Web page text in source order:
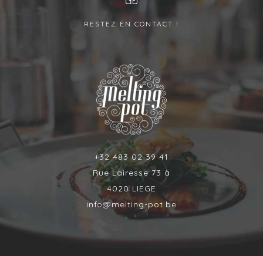
RESTEZ EN CONTACT !
+32 483 02 39 41
Rue Lairesse 73 à
4020 LIEGE
info@melting-pot.be